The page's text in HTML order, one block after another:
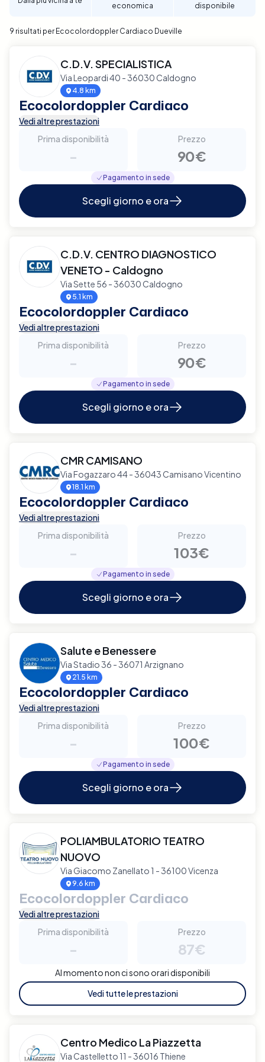
affidabile e di qualità.
economica
disponibile
9 risultati per Ecocolordoppler Cardiaco Dueville
C.D.V. SPECIALISTICA
Via Leopardi 40 - 36030 Caldogno
4.8 km
Ecocolordoppler Cardiaco
Vedi altre prestazioni
Prima disponibilità
-
Prezzo
90€
Pagamento in sede
Scegli giorno e ora
C.D.V. CENTRO DIAGNOSTICO
VENETO - Caldogno
Via Sette 56 - 36030 Caldogno
5.1 km
Ecocolordoppler Cardiaco
Vedi altre prestazioni
Prima disponibilità
-
Prezzo
90€
Pagamento in sede
Scegli giorno e ora
CMR CAMISANO
Via Fogazzaro 44 - 36043 Camisano Vicentino
18.1 km
Ecocolordoppler Cardiaco
Vedi altre prestazioni
Prima disponibilità
-
Prezzo
103€
Pagamento in sede
Scegli giorno e ora
Salute e Benessere
Via Stadio 36 - 36071 Arzignano
21.5 km
Ecocolordoppler Cardiaco
Vedi altre prestazioni
Prima disponibilità
-
Prezzo
100€
Pagamento in sede
Scegli giorno e ora
POLIAMBULATORIO TEATRO
NUOVO
Via Giacomo Zanellato 1 - 36100 Vicenza
9.6 km
Ecocolordoppler Cardiaco
Vedi altre prestazioni
Prima disponibilità
-
Prezzo
87€
Al momento non ci sono orari disponibili
Vedi tutte le prestazioni
Centro Medico La Piazzetta
Via Castelletto 11 - 36016 Thiene